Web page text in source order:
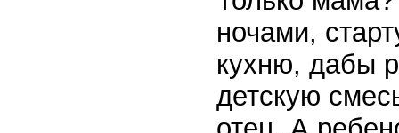
ночами,
кухню, дабы
детскую